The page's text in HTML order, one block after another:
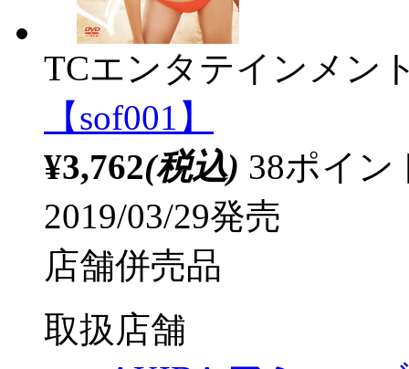
TCエンタテインメン
【sof001】
¥3,762(税込) 38ポイ
2019/03/29発売
店舗併売品
取扱店舗